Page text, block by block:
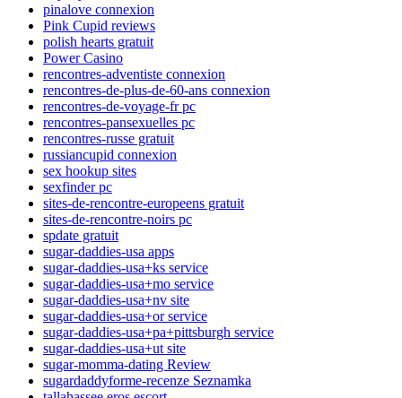
pinalove connexion
Pink Cupid reviews
polish hearts gratuit
Power Casino
rencontres-adventiste connexion
rencontres-de-plus-de-60-ans connexion
rencontres-de-voyage-fr pc
rencontres-pansexuelles pc
rencontres-russe gratuit
russiancupid connexion
sex hookup sites
sexfinder pc
sites-de-rencontre-europeens gratuit
sites-de-rencontre-noirs pc
spdate gratuit
sugar-daddies-usa apps
sugar-daddies-usa+ks service
sugar-daddies-usa+mo service
sugar-daddies-usa+nv site
sugar-daddies-usa+or service
sugar-daddies-usa+pa+pittsburgh service
sugar-daddies-usa+ut site
sugar-momma-dating Review
sugardaddyforme-recenze Seznamka